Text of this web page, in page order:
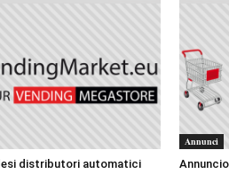
distributori automatici
Annunci